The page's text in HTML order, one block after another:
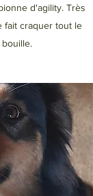
d'agility. Très
fait craquer tout le